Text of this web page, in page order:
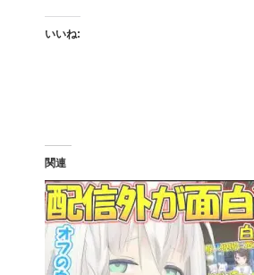
いいね:
関連